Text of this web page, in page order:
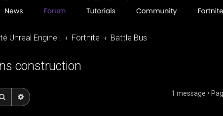
Unreal Engine ! Fortnite Battle Bus
construction
RechercherRecherche avancée 1 message •